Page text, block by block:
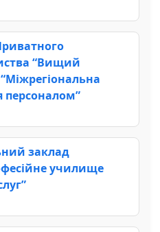
“Вищий
персоналом”
заклад
училище